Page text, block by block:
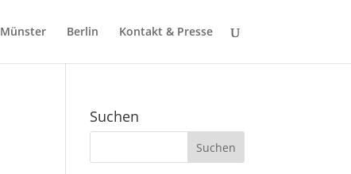
Münster Berlin Kontakt & Presse
Suchen